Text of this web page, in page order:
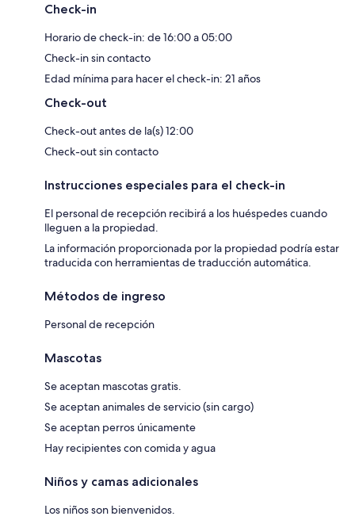
Check-in
Horario de check-in: de 16:00 a 05:00
Check-in sin contacto
Edad mínima para hacer el check-in: 21 años
Check-out
Check-out antes de la(s) 12:00
Check-out sin contacto
Instrucciones especiales para el check-in
El personal de recepción recibirá a los huéspedes cuando
lleguen a la propiedad.
La información proporcionada por la propiedad podría estar
traducida con herramientas de traducción automática.
Métodos de ingreso
Personal de recepción
Mascotas
Se aceptan mascotas gratis.
Se aceptan animales de servicio (sin cargo)
Se aceptan perros únicamente
Hay recipientes con comida y agua
Niños y camas adicionales
Los niños son bienvenidos.